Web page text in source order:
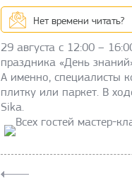
Нет времени читать?
29 августа с 12:00 –
праздника «День
А именно, специалисты
плитку или паркет. В
Sika.
Всех гостей мастер-